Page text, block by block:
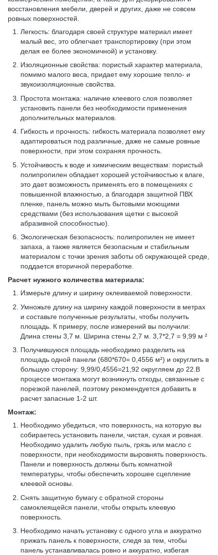
восстановления мебели, дверей и других, даже не совсем
ровных поверхностей.
Легкость: благодаря своей структуре материал имеет
малый вес, это облегчает транспортировку (при этом
делая ее более экономичной) и установку.
Изоляционные свойства: пористый характер материала,
помимо малого веса, придает ему хорошие тепло- и
звукоизоляционные свойства.
Простота монтажа: наличие клеевого слоя позволяет
установить панели без необходимости применения
дополнительных материалов.
Гибкость и прочность: гибкость материала позволяет ему
адаптироваться под различные, даже не самые ровные
поверхности, при этом сохраняя прочность.
Устойчивость к воде и химическим веществам: пористый
полипропилен обладает хорошей устойчивостью к влаге,
это дает возможность применять его в помещениях с
повышенной влажностью, а благодаря защитной ПВХ
пленке, панель можно мыть бытовыми моющими
средствами (без использования щетки с высокой
абразивной способностью).
Экологическая безопасность: полипропилен не имеет
запаха, а также является безопасным и стабильным
материалом с точки зрения заботы об окружающей среде,
поддается вторичной переработке.
Расчет нужного количества материала:
Измерьте длину и ширину оклеиваемой поверхности.
Умножьте длину на ширину каждой поверхности в метрах
и составьте полученные результаты, чтобы получить
площадь. К примеру, после измерений вы получили:
Длина стены 3,7 м. Ширина стены 2,7 м. 3,7*2,7 = 9,99 м ²
Получившуюся площадь необходимо разделить на
площадь одной панели (680*670= 0,4556 м²) и округлить в
большую сторону: 9,99/0,4556=21,92 округляем до 22.В
процессе монтажа могут возникнуть отходы, связанные с
порезкой панелей, поэтому рекомендуется добавить в
расчет запасные 1-2 шт.
Монтаж:
Необходимо убедиться, что поверхность, на которую вы
собираетесь установить панели, чистая, сухая и ровная.
Необходимо удалить любую пыль, грязь или масло с
поверхности, при необходимости выровнять поверхность.
Панели и поверхность должны быть комнатной
температуры, чтобы обеспечить хорошее сцепление
клеевой основы.
Снять защитную бумагу с обратной стороны
самоклеящейся панели, чтобы открыть клеевую
поверхность.
Необходимо начать установку с одного угла и аккуратно
прижать панель к поверхности, следя за тем, чтобы
панель устанавливалась ровно и аккуратно, избегая